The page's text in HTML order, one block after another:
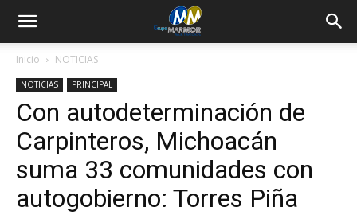
Inicio NOTICIAS
NOTICIAS PRINCIPAL
Con autodeterminación de
Carpinteros, Michoacán
suma 33 comunidades con
autogobierno: Torres Piña